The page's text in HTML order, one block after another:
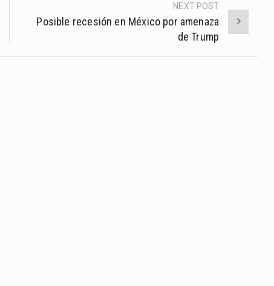
NEXT POST
Posible recesión en México por amenaza
de Trump